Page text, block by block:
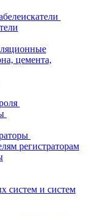
цемента,
регистраторам
систем и систем